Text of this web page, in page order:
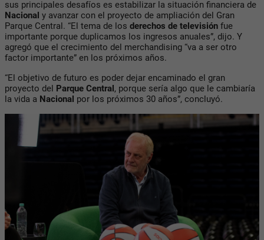
sus principales desafíos es estabilizar la situación financiera de
Nacional y avanzar con el proyecto de ampliación del Gran
Parque Central. “El tema de los derechos de televisión fue
importante porque duplicamos los ingresos anuales”, dijo. Y
agregó que el crecimiento del merchandising “va a ser otro
factor importante” en los próximos años.
“El objetivo de futuro es poder dejar encaminado el gran
proyecto del Parque Central, porque sería algo que le cambiaría
la vida a Nacional por los próximos 30 años”, concluyó.